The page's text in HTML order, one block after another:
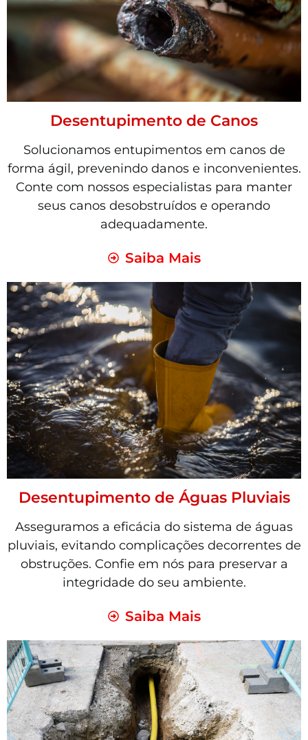
Desentupimento de Canos
Solucionamos entupimentos em canos de
forma ágil, prevenindo danos e inconvenientes.
Conte com nossos especialistas para manter
seus canos desobstruídos e operando
adequadamente.
Saiba Mais
Desentupimento de Águas Pluviais
Asseguramos a eficácia do sistema de águas
pluviais, evitando complicações decorrentes de
obstruções. Confie em nós para preservar a
integridade do seu ambiente.
Saiba Mais